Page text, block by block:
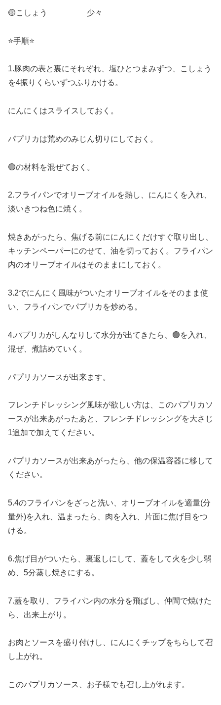
🟡こしょう 少々
⭐️手順⭐️
1.豚肉の表と裏にそれぞれ、塩ひとつまみずつ、こしょう
を4振りくらいずつふりかける。
にんにくはスライスしておく。
パプリカは荒めのみじん切りにしておく。
🟢の材料を混ぜておく。
2.フライパンでオリーブオイルを熱し、にんにくを入れ、
淡いきつね色に焼く。
焼きあがったら、焦げる前ににんにくだけすぐ取り出し、
キッチンペーパーにのせて、油を切っておく。フライパン
内のオリーブオイルはそのままにしておく。
3.2でにんにく風味がついたオリーブオイルをそのまま使
い、フライパンでパプリカを炒める。
4.パプリカがしんなりして水分が出てきたら、🟢を入れ、
混ぜ、煮詰めていく。
パプリカソースが出来ます。
フレンチドレッシング風味が欲しい方は、このパプリカソ
ースが出来あがったあと、フレンチドレッシングを大さじ
1追加で加えてください。
パプリカソースが出来あがったら、他の保温容器に移して
ください。
5.4のフライパンをざっと洗い、オリーブオイルを適量(分
量外)を入れ、温まったら、肉を入れ、片面に焦げ目をつ
ける。
6.焦げ目がついたら、裏返しにして、蓋をして火を少し弱
め、5分蒸し焼きにする。
7.蓋を取り、フライパン内の水分を飛ばし、仲間で焼けた
ら、出来上がり。
お肉とソースを盛り付けし、にんにくチップをちらして召
し上がれ。
このパプリカソース、お子様でも召し上がれます。